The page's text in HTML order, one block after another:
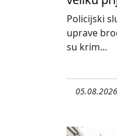
Policijski
uprave
su krim...